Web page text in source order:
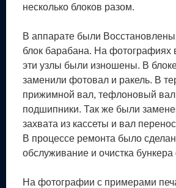
несколько блоков разом.
В аппарате были
блок барабана. На фотографиях
эти узлы были изношены. В
заменили фотовал и ракель. В
прижимной вал, тефлоновый
подшипники. Так же были
захвата из кассеты и вал
В процессе ремонта было
обслуживание и очистка бункера
На фотографии с примерами